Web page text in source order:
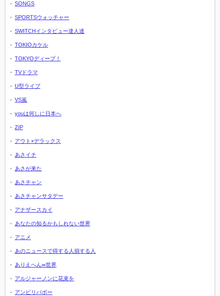
SONGS
SPORTSウォッチャー
SWITCHインタビュー達人達
TOKIOカケル
TOKYOディープ！
TVドラマ
U型ライブ
VS嵐
youは何しに日本へ
ZIP
アウト×デラックス
あさイチ
あさが来た
あさチャン
あさチャンサタデー
アナザースカイ
あなたの知るかもしれない世界
アニメ
あのニュースで得する人損する人
ありえへん∞世界
アルジャーノンに花束を
アンビリバボー